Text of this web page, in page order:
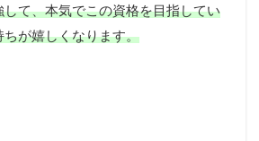
て、本気でこの資格を目指してい
が嬉しくなります。